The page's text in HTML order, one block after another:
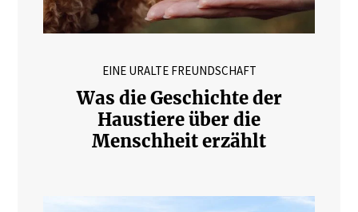
EINE URALTE FREUNDSCHAFT
Was die Geschichte der
Haustiere über die
Menschheit erzählt